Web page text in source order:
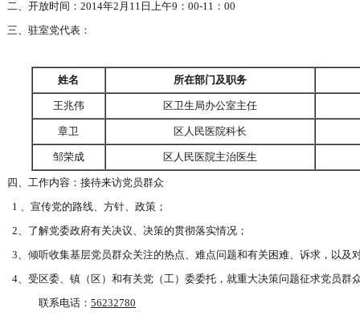
二、开放时间：2014年2月11日上午9：00-11：00
三、驻室党代表：
姓名 所在部门及职务
王兆伟 区卫生局办公室主任
章卫 区人民医院科长
邹荣成 区人民医院主治医生
四、工作内容：接待来访党员群众
1 、宣传党的路线、方针、政策；
2、了解党委政府有关决议、决策的贯彻落实情况；
3、倾听收集基层党员群众关注的热点、难点问题和有关困难、诉求，以及
4、受区委、镇（区）和有关党（工）委委托，就重大决策问题征求党员群
联系电话： 56232780